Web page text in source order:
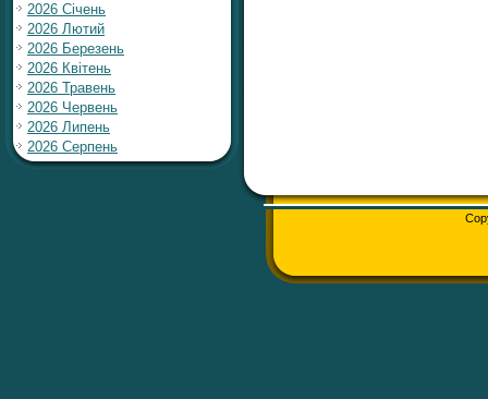
2026 Січень
2026 Лютий
2026 Березень
2026 Квітень
2026 Травень
2026 Червень
2026 Липень
2026 Серпень